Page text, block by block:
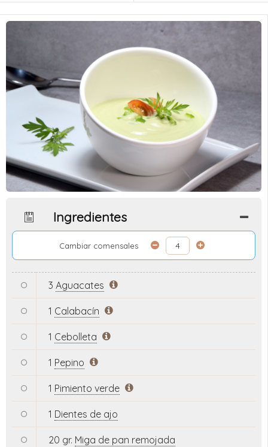
Ingredientes
Cambiar comensales
3 Aguacates
1 Calabacín
1 Cebolleta
1 Pepino
1 Pimiento verde
1 Dientes de ajo
20 gr. Miga de pan remojada